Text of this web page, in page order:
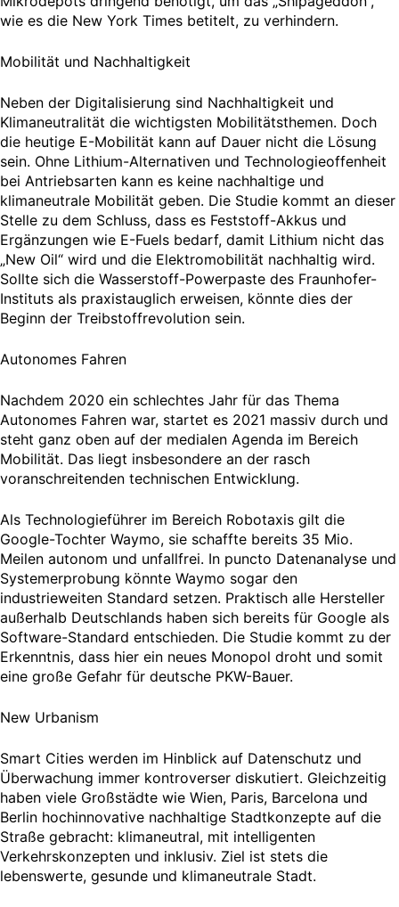
wie es die New York Times betitelt, zu verhindern.
Mobilität und Nachhaltigkeit
Neben der Digitalisierung sind Nachhaltigkeit und
Klimaneutralität die wichtigsten Mobilitätsthemen. Doch
die heutige E-Mobilität kann auf Dauer nicht die Lösung
sein. Ohne Lithium-Alternativen und Technologieoffenheit
bei Antriebsarten kann es keine nachhaltige und
klimaneutrale Mobilität geben. Die Studie kommt an dieser
Stelle zu dem Schluss, dass es Feststoff-Akkus und
Ergänzungen wie E-Fuels bedarf, damit Lithium nicht das
„New Oil“ wird und die Elektromobilität nachhaltig wird.
Sollte sich die Wasserstoff-Powerpaste des Fraunhofer-
Instituts als praxistauglich erweisen, könnte dies der
Beginn der Treibstoffrevolution sein.
Autonomes Fahren
Nachdem 2020 ein schlechtes Jahr für das Thema
Autonomes Fahren war, startet es 2021 massiv durch und
steht ganz oben auf der medialen Agenda im Bereich
Mobilität. Das liegt insbesondere an der rasch
voranschreitenden technischen Entwicklung.
Als Technologieführer im Bereich Robotaxis gilt die
Google-Tochter Waymo, sie schaffte bereits 35 Mio.
Meilen autonom und unfallfrei. In puncto Datenanalyse und
Systemerprobung könnte Waymo sogar den
industrieweiten Standard setzen. Praktisch alle Hersteller
außerhalb Deutschlands haben sich bereits für Google als
Software-Standard entschieden. Die Studie kommt zu der
Erkenntnis, dass hier ein neues Monopol droht und somit
eine große Gefahr für deutsche PKW-Bauer.
New Urbanism
Smart Cities werden im Hinblick auf Datenschutz und
Überwachung immer kontroverser diskutiert. Gleichzeitig
haben viele Großstädte wie Wien, Paris, Barcelona und
Berlin hochinnovative nachhaltige Stadtkonzepte auf die
Straße gebracht: klimaneutral, mit intelligenten
Verkehrskonzepten und inklusiv. Ziel ist stets die
lebenswerte, gesunde und klimaneutrale Stadt.